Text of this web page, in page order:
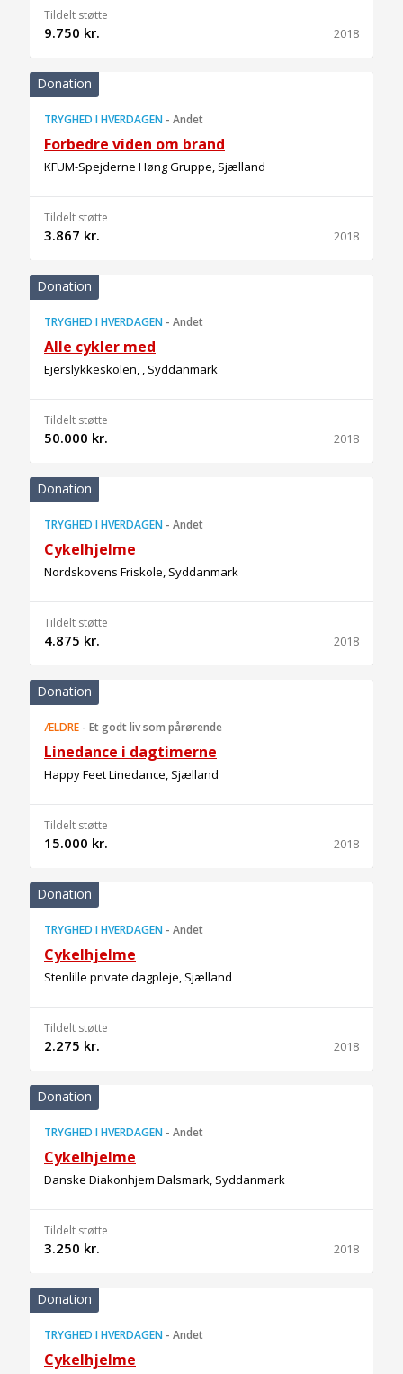
Tildelt støtte
9.750 kr. 2018
Donation
TRYGHED I HVERDAGEN - Andet
Forbedre viden om brand
KFUM-Spejderne Høng Gruppe, Sjælland
Tildelt støtte
3.867 kr. 2018
Donation
TRYGHED I HVERDAGEN - Andet
Alle cykler med
Ejerslykkeskolen, , Syddanmark
Tildelt støtte
50.000 kr. 2018
Donation
TRYGHED I HVERDAGEN - Andet
Cykelhjelme
Nordskovens Friskole, Syddanmark
Tildelt støtte
4.875 kr. 2018
Donation
ÆLDRE - Et godt liv som pårørende
Linedance i dagtimerne
Happy Feet Linedance, Sjælland
Tildelt støtte
15.000 kr. 2018
Donation
TRYGHED I HVERDAGEN - Andet
Cykelhjelme
Stenlille private dagpleje, Sjælland
Tildelt støtte
2.275 kr. 2018
Donation
TRYGHED I HVERDAGEN - Andet
Cykelhjelme
Danske Diakonhjem Dalsmark, Syddanmark
Tildelt støtte
3.250 kr. 2018
Donation
TRYGHED I HVERDAGEN - Andet
Cykelhjelme